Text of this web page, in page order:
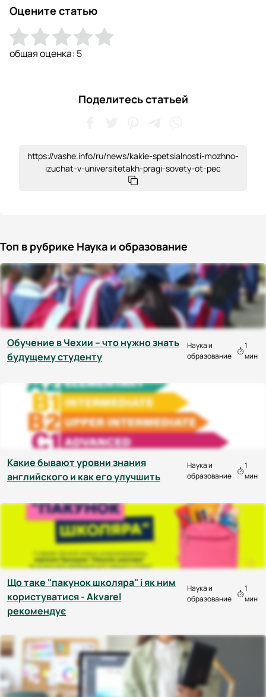
Оцените статью
общая оценка: 5
Поделитесь статьей
https://vashe.info/ru/news/kakie-spetsialnosti-mozhno-
izuchat-v-universitetakh-pragi-sovety-ot-pec
Топ в рубрике Наука и образование
Обучение в Чехии – что нужно знать
будущему студенту
Наука и
образование
1
мин
Какие бывают уровни знания
английского и как его улучшить
Наука и
образование
1
мин
Що таке "пакунок школяра" і як ним
користуватися - Akvarel
рекомендує
Наука и
образование
1
мин